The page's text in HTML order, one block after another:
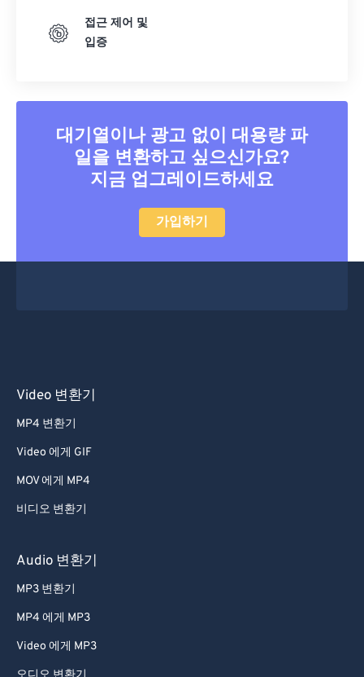
접근 제어 및
입증
대기열이나 광고 없이 대용량 파
일을 변환하고 싶으신가요?
지금 업그레이드하세요
가입하기
Video 변환기
MP4 변환기
Video 에게 GIF
MOV 에게 MP4
비디오 변환기
Audio 변환기
MP3 변환기
MP4 에게 MP3
Video 에게 MP3